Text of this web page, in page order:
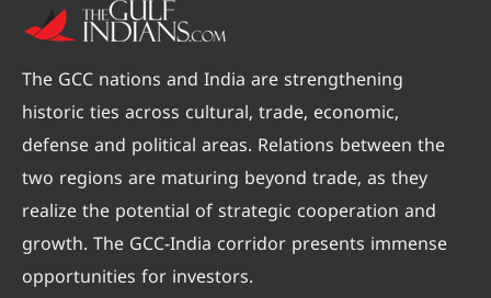
The GCC nations and India are strengthening
historic ties across cultural, trade, economic,
defense and political areas. Relations between the
two regions are maturing beyond trade, as they
realize the potential of strategic cooperation and
growth. The GCC-India corridor presents immense
opportunities for investors.